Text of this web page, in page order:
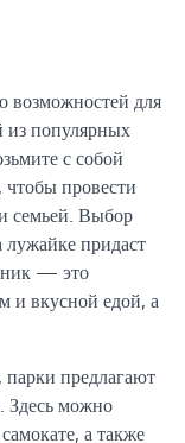
возможностей для
из популярных
с собой
провести
семьей. Выбор
придаст
— это
и вкусной едой, а
предлагают
Здесь можно
а также